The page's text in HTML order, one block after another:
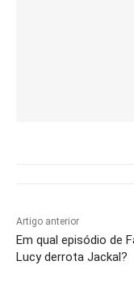
Artigo anterior
Em qual episódio de
Lucy derrota Jackal?